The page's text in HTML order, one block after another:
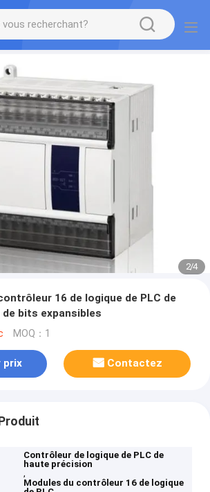
2/4
16 de logique de PLC de
bits expansibles
MOQ：1
prix Contactez
Contrôleur de logique de PLC de
haute précision
,
Modules du contrôleur 16 de logique